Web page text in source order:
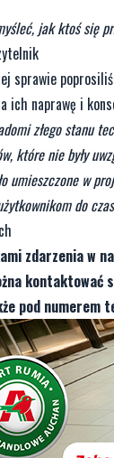
jak ktoś się
sprawie
ich naprawę i
złego stanu
które nie były
umieszczone w
do
zdarzenia w
kontaktować
pod numerem